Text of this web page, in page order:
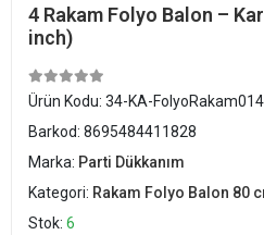
4 Rakam Folyo Balon –
inch)
Ürün Kodu: 34-KA-
Barkod: 8695484411828
Marka: Parti Dükkanım
Kategori: Rakam Folyo Balon 80
Stok: 6